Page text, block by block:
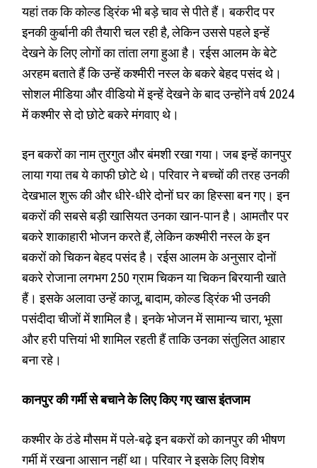
यहां तक कि कोल्ड ड्रिंक भी बड़े चाव से पीते हैं। बकरीद पर
इनकी कुर्बानी की तैयारी चल रही है, लेकिन उससे पहले इन्हें
देखने के लिए लोगों का तांता लगा हुआ है। रईस आलम के बेटे
अरहम बताते हैं कि उन्हें कश्मीरी नस्ल के बकरे बेहद पसंद थे।
सोशल मीडिया और वीडियो में इन्हें देखने के बाद उन्होंने वर्ष 2024
में कश्मीर से दो छोटे बकरे मंगवाए थे।
इन बकरों का नाम तुरगुत और बंमशी रखा गया। जब इन्हें कानपुर
लाया गया तब ये काफी छोटे थे। परिवार ने बच्चों की तरह उनकी
देखभाल शुरू की और धीरे-धीरे दोनों घर का हिस्सा बन गए। इन
बकरों की सबसे बड़ी खासियत उनका खान-पान है। आमतौर पर
बकरे शाकाहारी भोजन करते हैं, लेकिन कश्मीरी नस्ल के इन
बकरों को चिकन बेहद पसंद है। रईस आलम के अनुसार दोनों
बकरे रोजाना लगभग 250 ग्राम चिकन या चिकन बिरयानी खाते
हैं। इसके अलावा उन्हें काजू, बादाम, कोल्ड ड्रिंक भी उनकी
पसंदीदा चीजों में शामिल है। इनके भोजन में सामान्य चारा, भूसा
और हरी पत्तियां भी शामिल रहती हैं ताकि उनका संतुलित आहार
बना रहे।
कानपुर की गर्मी से बचाने के लिए किए गए खास इंतजाम
कश्मीर के ठंडे मौसम में पले-बढ़े इन बकरों को कानपुर की भीषण
गर्मी में रखना आसान नहीं था। परिवार ने इसके लिए विशेष